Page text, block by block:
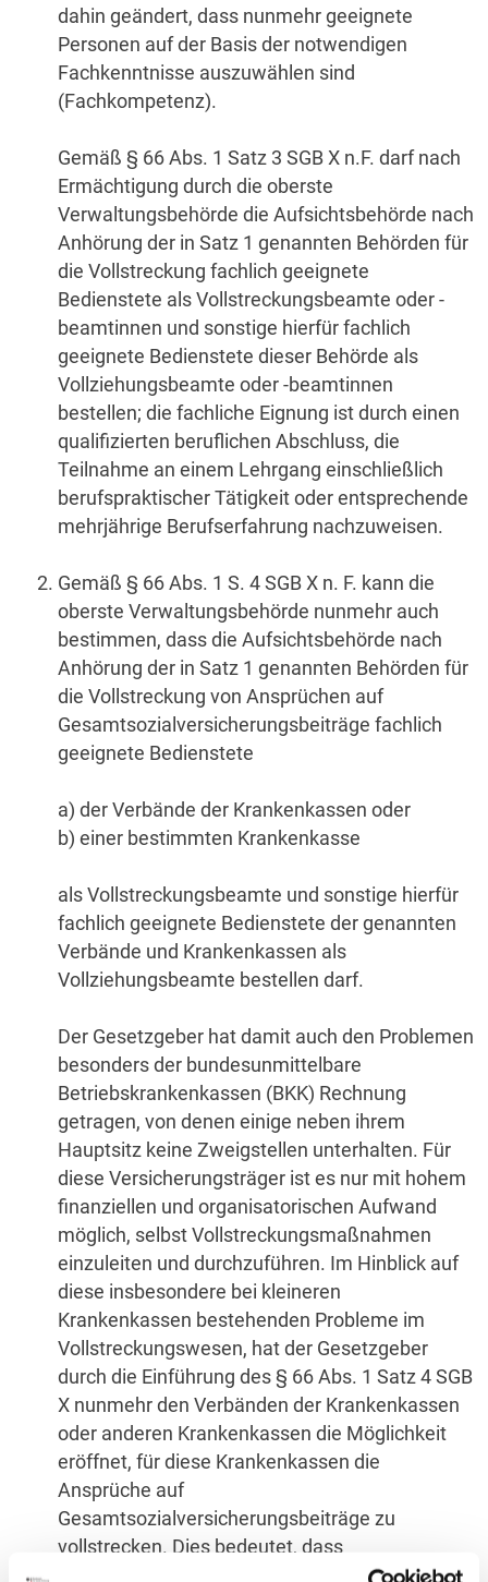
dahin geändert, dass nunmehr geeignete
Personen auf der Basis der notwendigen
Fachkenntnisse auszuwählen sind
(Fachkompetenz).
Gemäß § 66 Abs. 1 Satz 3 SGB X n.F. darf nach
Ermächtigung durch die oberste
Verwaltungsbehörde die Aufsichtsbehörde nach
Anhörung der in Satz 1 genannten Behörden für
die Vollstreckung fachlich geeignete
Bedienstete als Vollstreckungsbeamte oder -
beamtinnen und sonstige hierfür fachlich
geeignete Bedienstete dieser Behörde als
Vollziehungsbeamte oder -beamtinnen
bestellen; die fachliche Eignung ist durch einen
qualifizierten beruflichen Abschluss, die
Teilnahme an einem Lehrgang einschließlich
berufspraktischer Tätigkeit oder entsprechende
mehrjährige Berufserfahrung nachzuweisen.
Gemäß § 66 Abs. 1 S. 4 SGB X n. F. kann die
oberste Verwaltungsbehörde nunmehr auch
bestimmen, dass die Aufsichtsbehörde nach
Anhörung der in Satz 1 genannten Behörden für
die Vollstreckung von Ansprüchen auf
Gesamtsozialversicherungsbeiträge fachlich
geeignete Bedienstete
a) der Verbände der Krankenkassen oder
b) einer bestimmten Krankenkasse
als Vollstreckungsbeamte und sonstige hierfür
fachlich geeignete Bedienstete der genannten
Verbände und Krankenkassen als
Vollziehungsbeamte bestellen darf.
Der Gesetzgeber hat damit auch den Problemen
besonders der bundesunmittelbare
Betriebskrankenkassen (BKK) Rechnung
getragen, von denen einige neben ihrem
Hauptsitz keine Zweigstellen unterhalten. Für
diese Versicherungsträger ist es nur mit hohem
finanziellen und organisatorischen Aufwand
möglich, selbst Vollstreckungsmaßnahmen
einzuleiten und durchzuführen. Im Hinblick auf
diese insbesondere bei kleineren
Krankenkassen bestehenden Probleme im
Vollstreckungswesen, hat der Gesetzgeber
durch die Einführung des § 66 Abs. 1 Satz 4 SGB
X nunmehr den Verbänden der Krankenkassen
oder anderen Krankenkassen die Möglichkeit
eröffnet, für diese Krankenkassen die
Ansprüche auf
Gesamtsozialversicherungsbeiträge zu
vollstrecken. Dies bedeutet, dass
bundesunmittelbare Krankenkassen oder